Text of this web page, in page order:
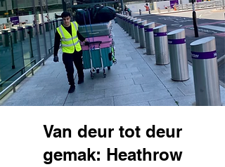
Van deur tot deur
gemak: Heathrow